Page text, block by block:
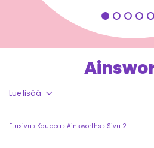
Lue lisää
Etusivu › Kauppa › Ainsworths › Sivu 2